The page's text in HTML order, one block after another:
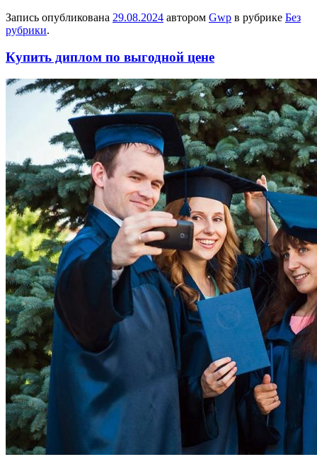
Запись опубликована 29.08.2024 автором Gwp в рубрике Без
рубрики.
Купить диплом по выгодной цене